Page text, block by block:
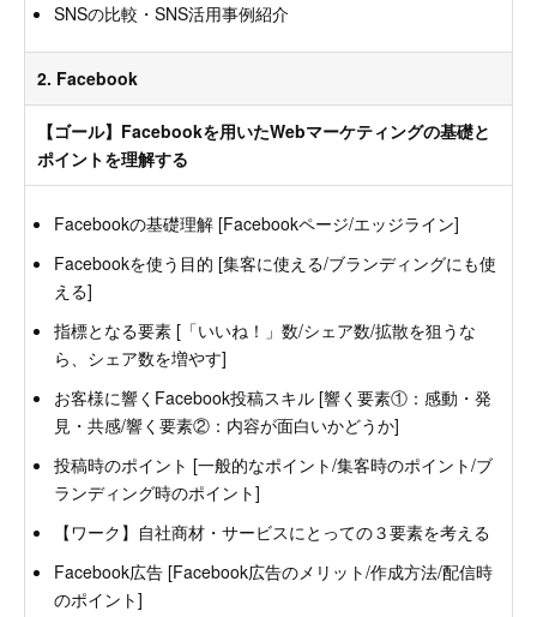
SNSの比較・SNS活用事例紹介
2. Facebook
【ゴール】Facebookを用いたWebマーケティングの基礎と
ポイントを理解する
Facebookの基礎理解 [Facebookページ/エッジライン]
Facebookを使う目的 [集客に使える/ブランディングにも使
える]
指標となる要素 [「いいね！」数/シェア数/拡散を狙うな
ら、シェア数を増やす]
お客様に響くFacebook投稿スキル [響く要素①：感動・発
見・共感/響く要素②：内容が面白いかどうか]
投稿時のポイント [一般的なポイント/集客時のポイント/ブ
ランディング時のポイント]
【ワーク】自社商材・サービスにとっての３要素を考える
Facebook広告 [Facebook広告のメリット/作成方法/配信時
のポイント]